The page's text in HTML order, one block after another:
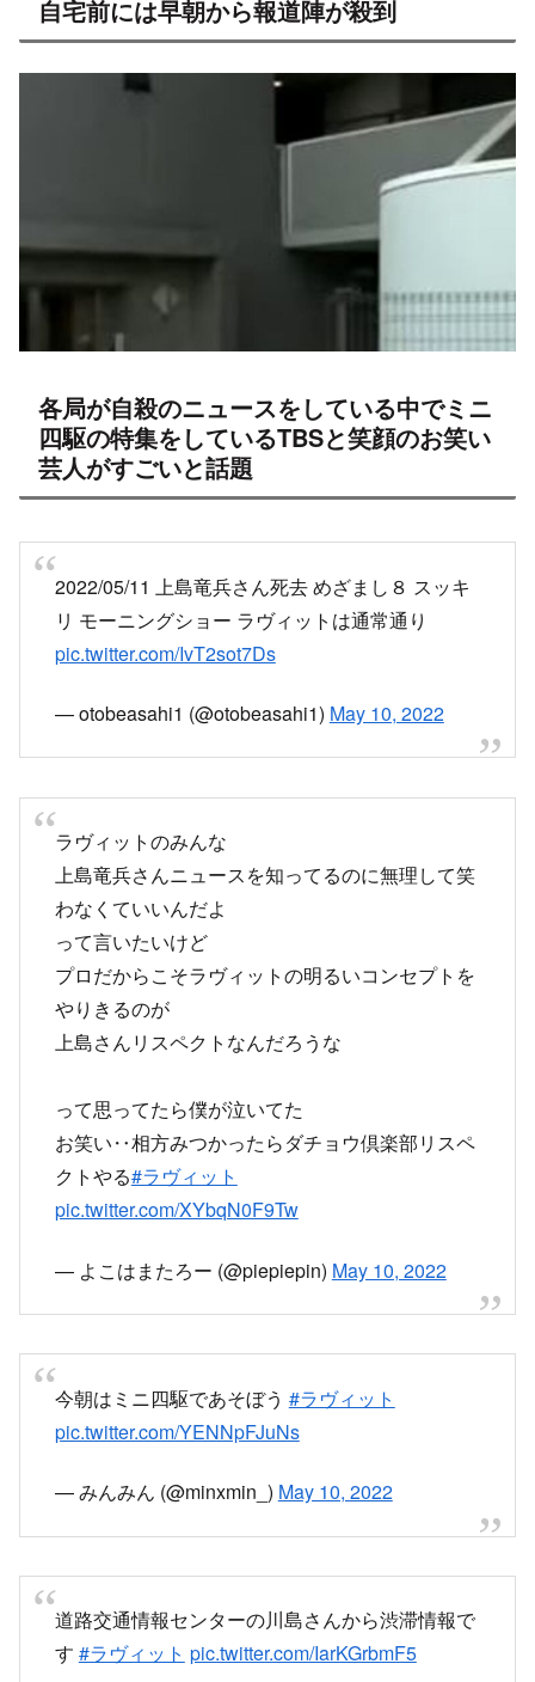
各局が自殺のニュースをしている中でミニ
四駆の特集をしているTBSと笑顔のお笑い
芸人がすごいと話題
2022/05/11 上島竜兵さん死去 めざまし８ スッキ
リ モーニングショー ラヴィットは通常通り
pic.twitter.com/IvT2sot7Ds
ラヴィットのみんな
上島竜兵さんニュースを知ってるのに無理して笑
わなくていいんだよ
って言いたいけど
プロだからこそラヴィットの明るいコンセプトを
やりきるのが
上島さんリスペクトなんだろうな
お笑い‥相方みつかったらダチョウ倶楽部リスペ
クトやる#ラヴィット
pic.twitter.com/XYbqN0F9Tw
今朝はミニ四駆であそぼう#ラヴィット
pic.twitter.com/YENNpFJuNs
— みんみん (@minxmin_)May 10, 2022
す
— みんみん (@minxmin_)May 10, 2022